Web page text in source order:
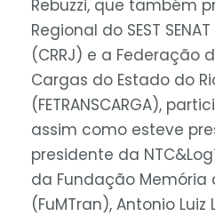
Rebuzzi, que também
Regional do SEST
(CRRJ) e a Federação
Cargas do Estado do
(FETRANSCARGA),
assim como esteve
presidente da
da Fundação Memória
(FuMTran), Antonio Luiz